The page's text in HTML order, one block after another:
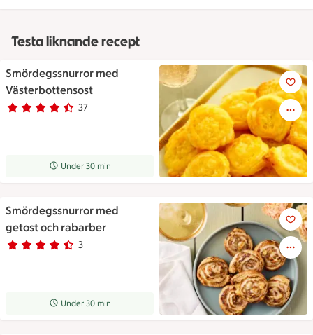
Testa liknande recept
Smördegssnurror med
Västerbottensost
Betyg 4.5 av 5. 37
37 personer har röstat
Receptet tar Under 30 min att tillaga
Under 30 min
Smördegssnurror med
Smördegssnurror med
getost och rabarber
Betyg 4.3 av 5. 3
3 personer har röstat
Receptet tar Under 30 min att tillaga
Under 30 min
Ett fat med smördegssnurror